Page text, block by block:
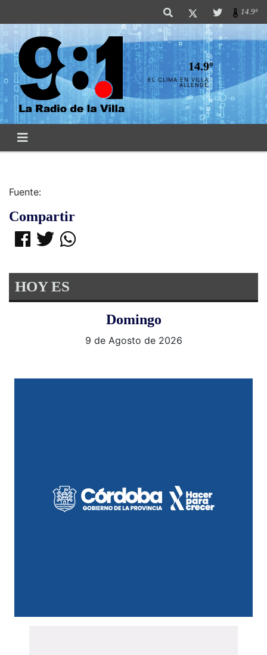
14.9º
14.9º
EL CLIMA EN VILLA
ALLENDE
Fuente:
Compartir
HOY ES
Domingo
9 de Agosto de 2026